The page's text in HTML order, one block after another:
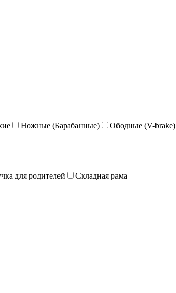
Ножные (Барабанные)
Ободные (V-brake)
для родителей Складная рама